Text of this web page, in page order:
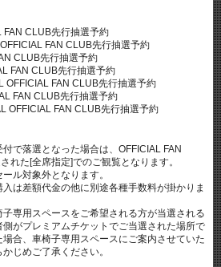
FAN CLUB先行抽選予約
FAN CLUB先行抽選予約
CLUB先行抽選予約
FAN CLUB先行抽選予約
OFFICIAL FAN CLUB先行抽選予約
FAN CLUB先行抽選予約
OFFICIAL FAN CLUB先行抽選予約
で落選となった場合は、OFFICIAL FAN
れた[全席指定]でのご観覧となります。
ル対象外となります。
は差額代金の他に別途各種手数料が掛かりま
専用スペースをご希望される方が当選される
がプレミアムチケットでご当選された場所で
合、車椅子専用スペースにご案内させていた
じめご了承ください。